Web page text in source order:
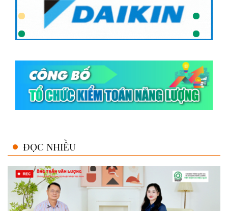
ĐỌC NHIỀU